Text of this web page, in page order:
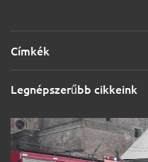
Címkék
Legnépszerűbb cikkeink